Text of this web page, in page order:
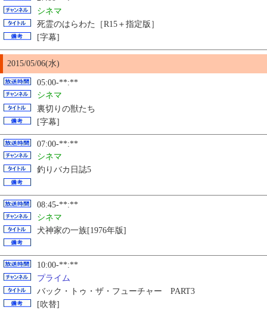
シネマ
死霊のはらわた［R15＋指定版］
[字幕]
2015/05/06(水)
05:00-**:**
シネマ
裏切りの獣たち
[字幕]
07:00-**:**
シネマ
釣りバカ日誌5
08:45-**:**
シネマ
犬神家の一族[1976年版]
10:00-**:**
プライム
バック・トゥ・ザ・フューチャー PART3
[吹替]